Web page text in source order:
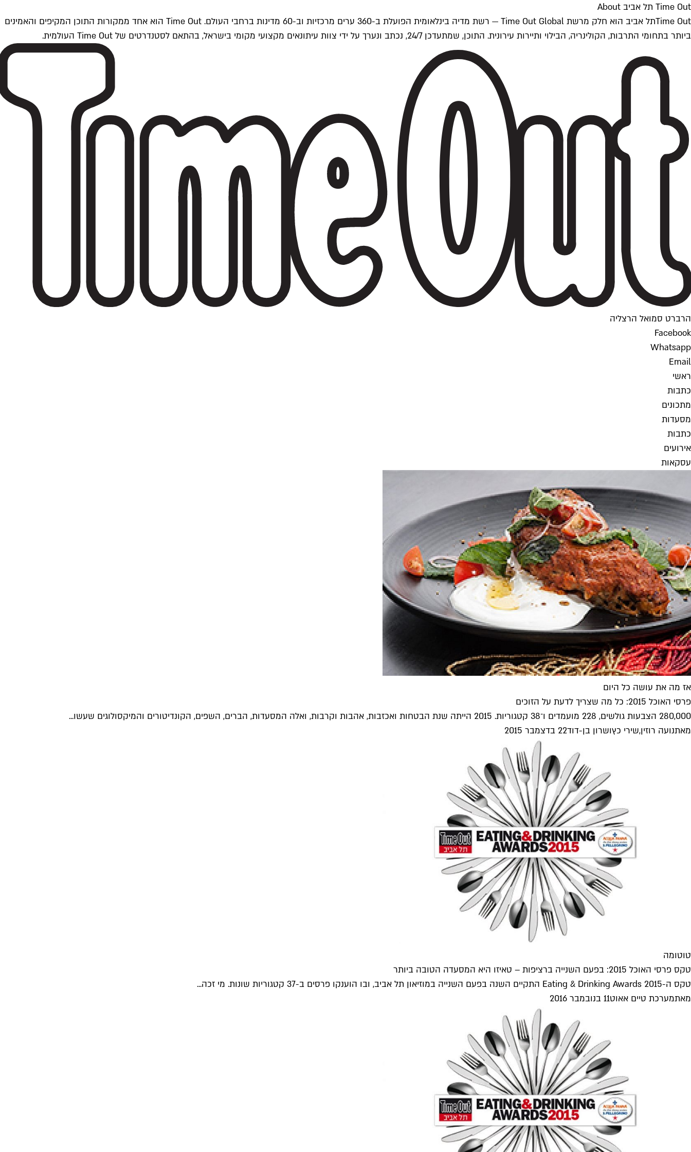
Time Out תל אביב About
Time Outתל אביב הוא חלק מרשת Time Out Global — רשת מדיה בינלאומית הפועלת ב-360 ערים מרכזיות וב-60 מדינות ברחבי העולם. Time Out הוא אחד ממקורות התוכן המקיפים והאמינים
ביותר בתחומי התרבות, הקולינריה, הבילוי ותיירות עירונית. התוכן, שמתעדכן 24/7, נכתב ונערך על ידי צוות עיתונאים מקצועי מקומי בישראל, בהתאם לסטנדרטים של Time Out העולמית.
הרברט סמואל הרצליה
Facebook
Whatsapp
Email
ראשי
כתבות
מתכונים
מסעדות
כתבות
אירועים
עסקאות
אז מה את עושה כל היום
פרסי האוכל 2015: כל מה שצריך לדעת על הזוכים
280,000 הצבעות גולשים, 228 מועמדים ו־38 קטגוריות. 2015 הייתה שנת הבטחות ואכזבות, אהבות וקרבות, ואלה המסעדות, הברים, השפים, הקונדיטורים והמיקסולוגים שעשו...
מאתנועה רוזין,שירי כץושרון בן-דוד22 בדצמבר 2015
טוטומה
טקס פרסי האוכל 2015: בפעם השנייה ברציפות – טאיזו היא המסעדה הטובה ביותר
טקס ה-Eating & Drinking Awards 2015 התקיים השנה בפעם השנייה במוזיאון תל אביב, ובו הוענקו פרסים ב-37 קטגוריות שונות. מי זכה...
מאתמערכת טיים אאוט11 בנובמבר 2016